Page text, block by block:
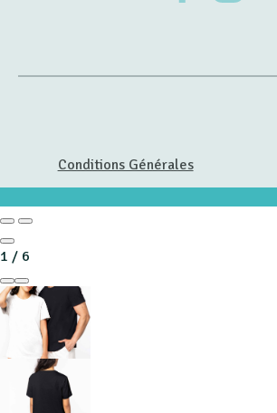
Conditions Générales
1 / 6